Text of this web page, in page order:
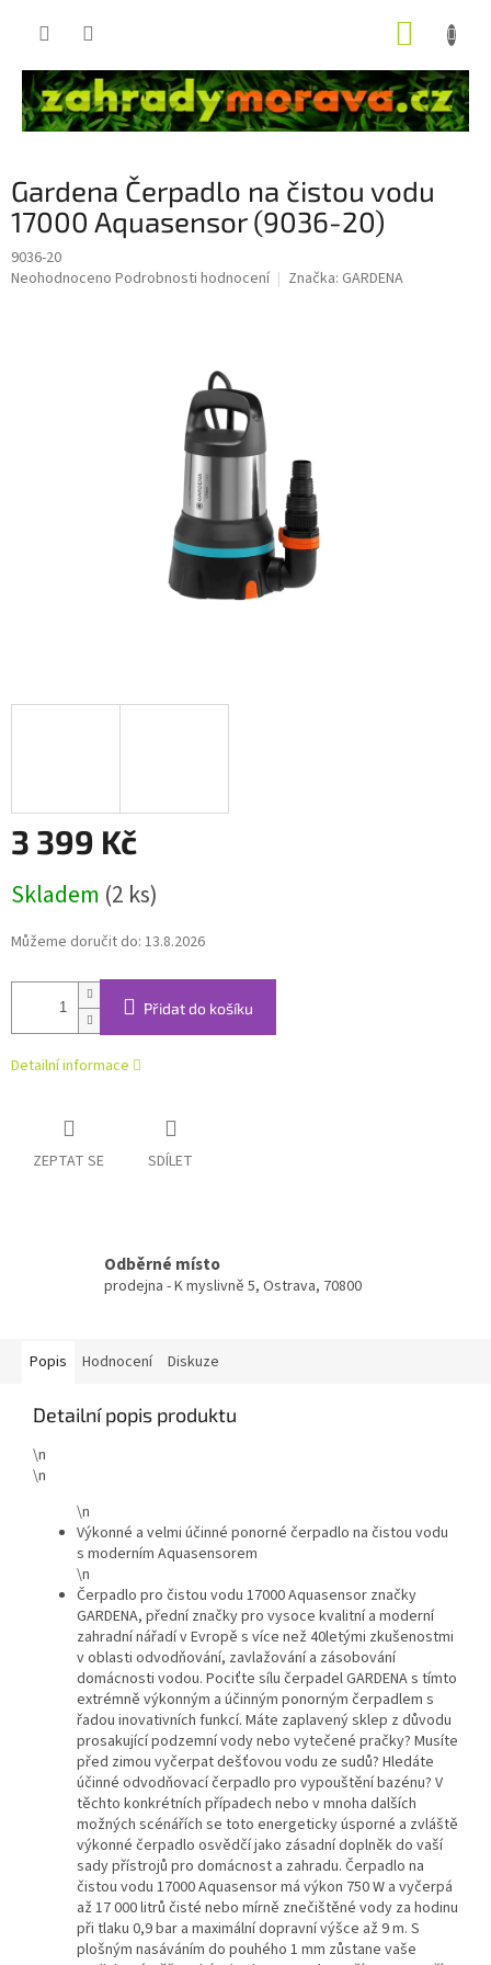
Gardena Čerpadlo na čistou vodu
17000 Aquasensor (9036-20)
9036-20
Průměrné
Neohodnoceno Podrobnosti hodnocení Značka: GARDENA
3 399 Kč
cena:
Skladem (2 ks)
Můžeme doručit do: 13.8.2026
Přidat do košíku
Detailní informace
ZEPTAT SE SDÍLET
Odběrné místo
prodejna - K myslivně 5, Ostrava, 70800
Popis Hodnocení Diskuze
Detailní popis produktu
\n
\n
\n
Výkonné a velmi účinné ponorné čerpadlo na čistou vodu
s moderním Aquasensorem
\n
Čerpadlo pro čistou vodu 17000 Aquasensor značky
GARDENA, přední značky pro vysoce kvalitní a moderní
zahradní nářadí v Evropě s více než 40letými zkušenostmi
v oblasti odvodňování, zavlažování a zásobování
domácnosti vodou. Pociťte sílu čerpadel GARDENA s tímto
extrémně výkonným a účinným ponorným čerpadlem s
řadou inovativních funkcí. Máte zaplavený sklep z důvodu
prosakující podzemní vody nebo vytečené pračky? Musíte
před zimou vyčerpat dešťovou vodu ze sudů? Hledáte
účinné odvodňovací čerpadlo pro vypouštění bazénu? V
těchto konkrétních případech nebo v mnoha dalších
možných scénářích se toto energeticky úsporné a zvláště
výkonné čerpadlo osvědčí jako zásadní doplněk do vaší
sady přístrojů pro domácnost a zahradu. Čerpadlo na
čistou vodu 17000 Aquasensor má výkon 750 W a vyčerpá
až 17 000 litrů čisté nebo mírně znečištěné vody za hodinu
při tlaku 0,9 bar a maximální dopravní výšce až 9 m. S
plošným nasáváním do pouhého 1 mm zůstane vaše